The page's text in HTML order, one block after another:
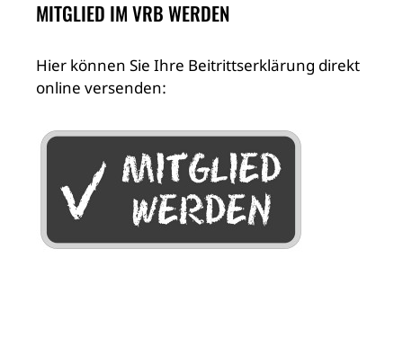
MITGLIED IM VRB WERDEN
Hier können Sie Ihre Beitrittserklärung direkt
online versenden: